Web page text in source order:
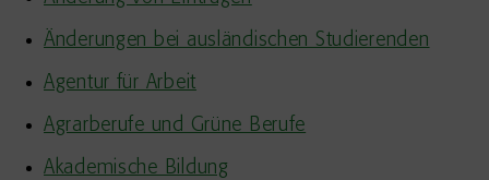
Änderungen bei ausländischen Studierenden
Agentur für Arbeit
Agrarberufe und Grüne Berufe
Akademische Bildung